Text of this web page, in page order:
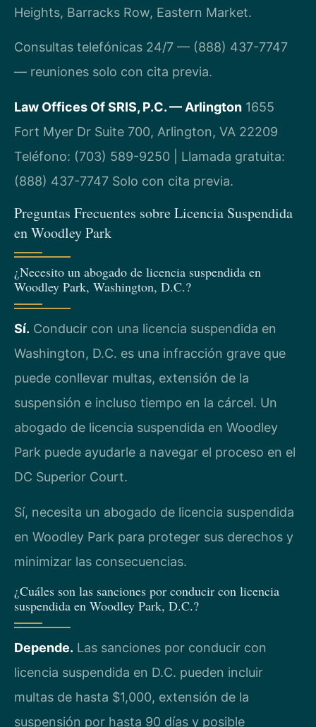
Heights, Barracks Row, Eastern Market.
Consultas telefónicas 24/7 — (888) 437-7747
— reuniones solo con cita previa.
Law Offices Of SRIS, P.C. — Arlington 1655
Fort Myer Dr Suite 700, Arlington, VA 22209
Teléfono: (703) 589-9250 | Llamada gratuita:
(888) 437-7747 Solo con cita previa.
Preguntas Frecuentes sobre Licencia Suspendida
en Woodley Park
¿Necesito un abogado de licencia suspendida en
Woodley Park, Washington, D.C.?
Sí. Conducir con una licencia suspendida en
Washington, D.C. es una infracción grave que
puede conllevar multas, extensión de la
suspensión e incluso tiempo en la cárcel. Un
abogado de licencia suspendida en Woodley
Park puede ayudarle a navegar el proceso en el
DC Superior Court.
Sí, necesita un abogado de licencia suspendida
en Woodley Park para proteger sus derechos y
minimizar las consecuencias.
¿Cuáles son las sanciones por conducir con licencia
suspendida en Woodley Park, D.C.?
Depende. Las sanciones por conducir con
licencia suspendida en D.C. pueden incluir
multas de hasta $1,000, extensión de la
suspensión por hasta 90 días y posible